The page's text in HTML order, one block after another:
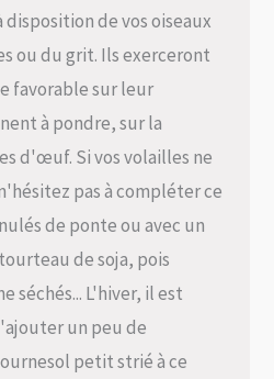
de vos oiseaux
ou du grit. Ils exerceront
favorable sur leur
à pondre, sur la
d'œuf. Si vos volailles ne
pas à compléter ce
de ponte ou avec un
de soja, pois
séchés... L'hiver, il est
un peu de
petit strié à ce